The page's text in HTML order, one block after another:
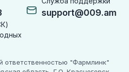
support@009.am
ответственностью "Фармлинк"